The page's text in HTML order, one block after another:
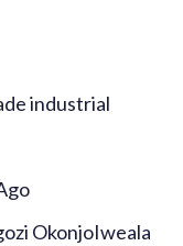
industrial
OkonjoIweala